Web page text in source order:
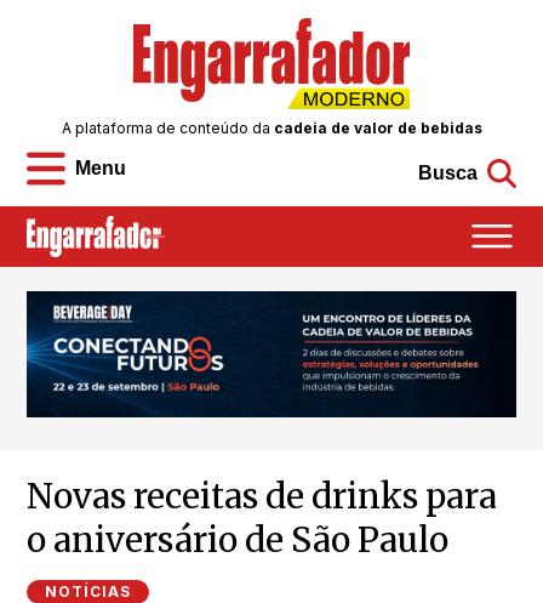
Menu
A plataforma de conteúdo da cadeia de valor de bebidas
Busca
Novas receitas de drinks para
o aniversário de São Paulo
NOTÍCIAS